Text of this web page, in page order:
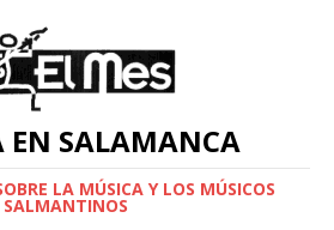
EN SALAMANCA
LA MÚSICA Y LOS MÚSICOS
SALMANTINOS